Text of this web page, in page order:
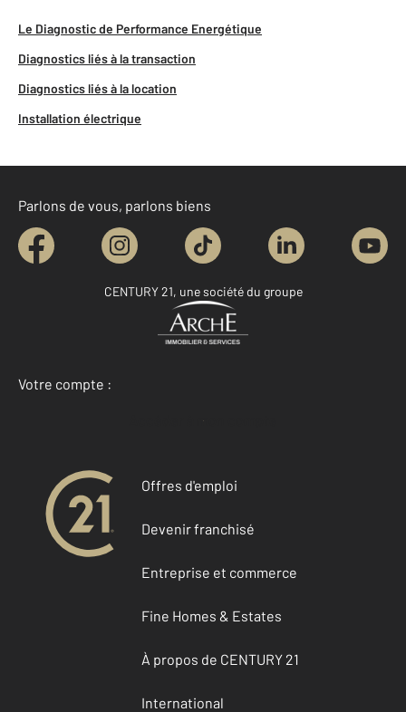
Le Diagnostic de Performance Energétique
Diagnostics liés à la transaction
Diagnostics liés à la location
Installation électrique
Parlons de vous, parlons biens
CENTURY 21, une société du groupe
Votre compte :
Accéder à mon compte
Offres d'emploi
Devenir franchisé
Entreprise et commerce
Fine Homes & Estates
À propos de CENTURY 21
International